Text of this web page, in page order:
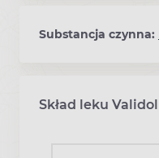
Substancja czynna:
Skład leku Validol